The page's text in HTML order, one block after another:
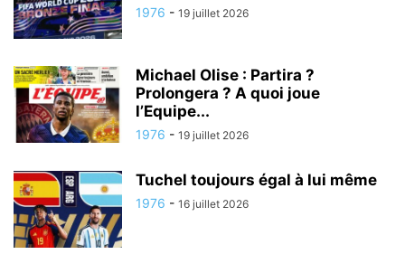
1976 - 19 juillet 2026
Michael Olise : Partira ?
Prolongera ? A quoi joue
l’Equipe...
1976 - 19 juillet 2026
Tuchel toujours égal à lui même
1976 - 16 juillet 2026